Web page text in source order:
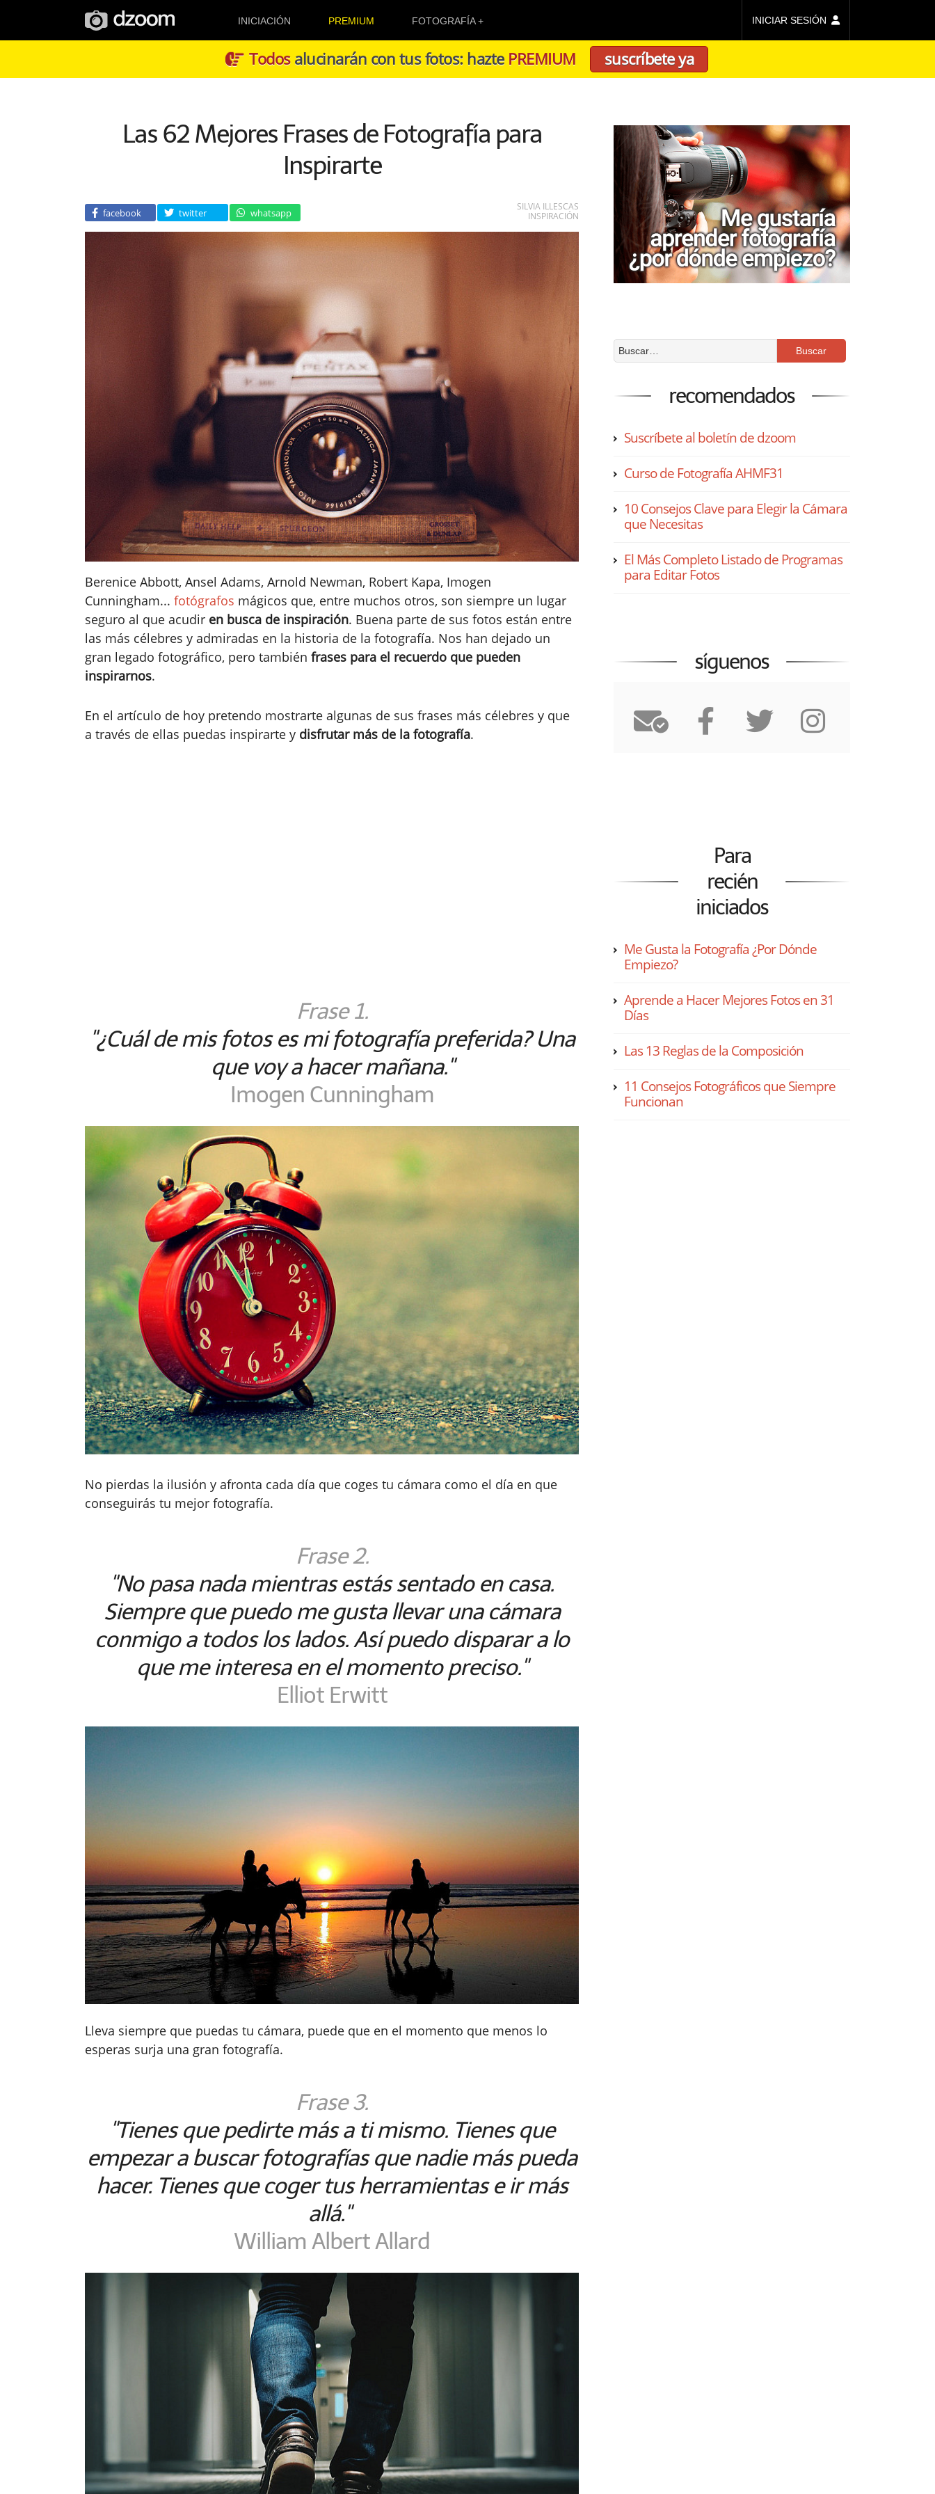
INICIACIÓN PREMIUM FOTOGRAFÍA INICIAR SESIÓN
Todosalucinarán con tus fotos: hazte PREMIUM suscríbete ya
Las 62 Mejores Frases de Fotografía para
Inspirarte
facebook twitter whatsapp
SILVIA ILLESCAS
INSPIRACIÓN
Berenice Abbott, Ansel Adams, Arnold Newman, Robert Kapa, Imogen
Cunningham... fotógrafos mágicos que, entre muchos otros, son siempre un lugar
seguro al que acudir en busca de inspiración. Buena parte de sus fotos están entre
las más célebres y admiradas en la historia de la fotografía. Nos han dejado un
gran legado fotográfico, pero también frases para el recuerdo que pueden
inspirarnos.
En el artículo de hoy pretendo mostrarte algunas de sus frases más célebres y que
a través de ellas puedas inspirarte y disfrutar más de la fotografía.
Frase 1.
"¿Cuál de mis fotos es mi fotografía preferida? Una
que voy a hacer mañana."
Imogen Cunningham
No pierdas la ilusión y afronta cada día que coges tu cámara como el día en que
conseguirás tu mejor fotografía.
Frase 2.
"No pasa nada mientras estás sentado en casa.
Siempre que puedo me gusta llevar una cámara
conmigo a todos los lados. Así puedo disparar a lo
que me interesa en el momento preciso."
Elliot Erwitt
Lleva siempre que puedas tu cámara, puede que en el momento que menos lo
esperas surja una gran fotografía.
Frase 3.
"Tienes que pedirte más a ti mismo. Tienes que
empezar a buscar fotografías que nadie más pueda
hacer. Tienes que coger tus herramientas e ir más
allá."
William Albert Allard
recomendados
Suscríbete al boletín de dzoom
Curso de Fotografía AHMF31
10 Consejos Clave para Elegir la Cámara
que Necesitas
El Más Completo Listado de Programas
para Editar Fotos
síguenos
Para
recién
iniciados
Me Gusta la Fotografía ¿Por Dónde
Empiezo?
Aprende a Hacer Mejores Fotos en 31
Días
Las 13 Reglas de la Composición
11 Consejos Fotográficos que Siempre
Funcionan